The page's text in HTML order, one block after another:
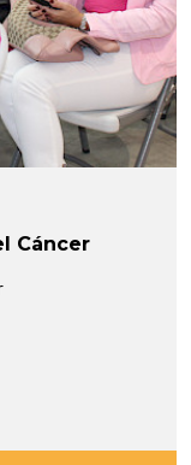
Cáncer